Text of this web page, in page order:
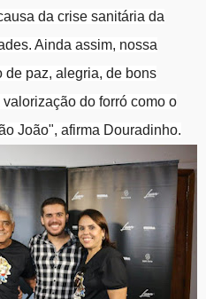
da crise sanitária da
Ainda assim, nossa
de paz, alegria, de bons
do forró como o
João", afirma Douradinho.